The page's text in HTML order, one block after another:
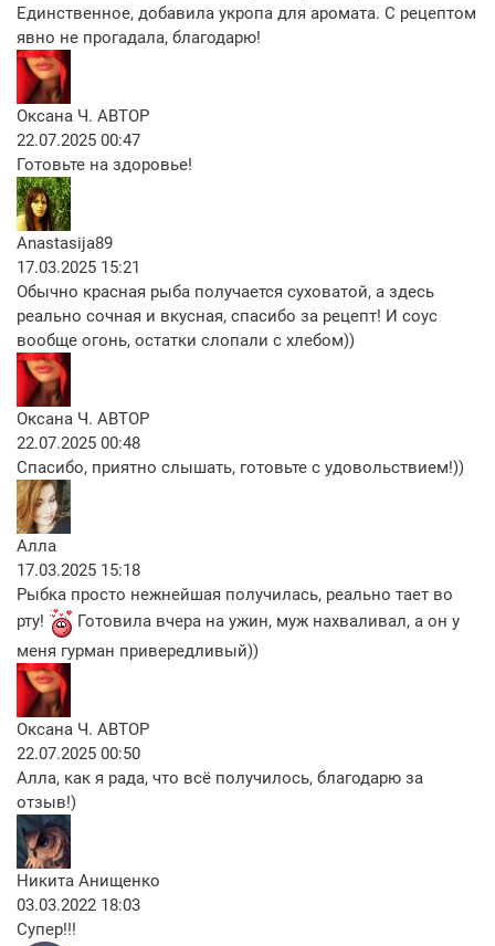
Единственное, добавила укропа для аромата. С рецептом
явно не прогадала, благодарю!
Оксана Ч. АВТОР
22.07.2025 00:47
Готовьте на здоровье!
Anastasija89
17.03.2025 15:21
Обычно красная рыба получается суховатой, а здесь
реально сочная и вкусная, спасибо за рецепт! И соус
вообще огонь, остатки слопали с хлебом))
Оксана Ч. АВТОР
22.07.2025 00:48
Спасибо, приятно слышать, готовьте с удовольствием!))
Алла
17.03.2025 15:18
Рыбка просто нежнейшая получилась, реально тает во
рту!
Готовила вчера на ужин, муж нахваливал, а он у
меня гурман привередливый))
Оксана Ч. АВТОР
22.07.2025 00:50
Алла, как я рада, что всё получилось, благодарю за
отзыв!)
Никита Анищенко
03.03.2022 18:03
Супер!!!